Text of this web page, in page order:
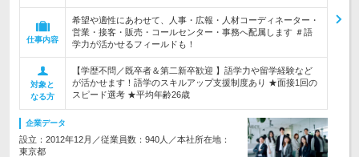
仕事内容
希望や適性にあわせて、人事・広報・人材コーディネーター・
営業・接客・販売・コールセンター・事務へ配属します ＃語
学力が活かせるフィールドも！
対象と
なる方
【学歴不問／既卒者＆第二新卒歓迎 】語学力や留学経験など
が活かせます！語学のスキルアップ支援制度あり ★面接1回の
スピード選考 ★平均年齢26歳
企業データ
設立：2012年12月／従業員数：940人／本社所在地：
東京都